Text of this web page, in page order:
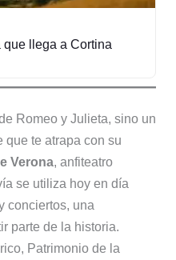
llega a Cortina
Romeo y Julieta, sino un
que te atrapa con su
Verona, anfiteatro
se utiliza hoy en día
conciertos, una
parte de la historia.
Patrimonio de la